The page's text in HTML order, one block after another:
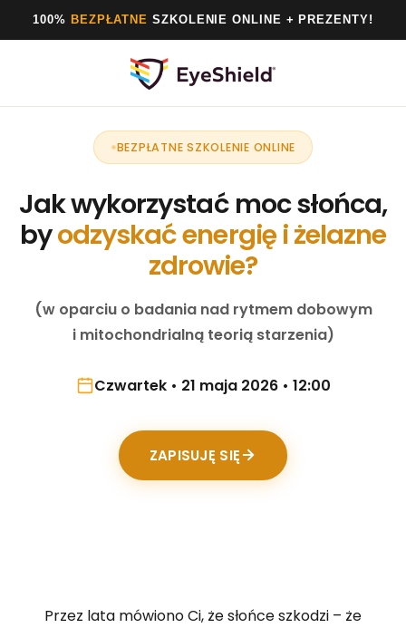
100% BEZPŁATNE SZKOLENIE ONLINE + PREZENTY!
BEZPŁATNE SZKOLENIE ONLINE
Jak wykorzystać moc słońca,
byodzyskać energię i żelazne
zdrowie?
(w oparciu o badania nad rytmem dobowym
i mitochondrialną teorią starzenia)
Czwartek • 21 maja 2026 • 12:00
ZAPISUJĘ SIĘ
Przez lata mówiono Ci, że słońce szkodzi – że